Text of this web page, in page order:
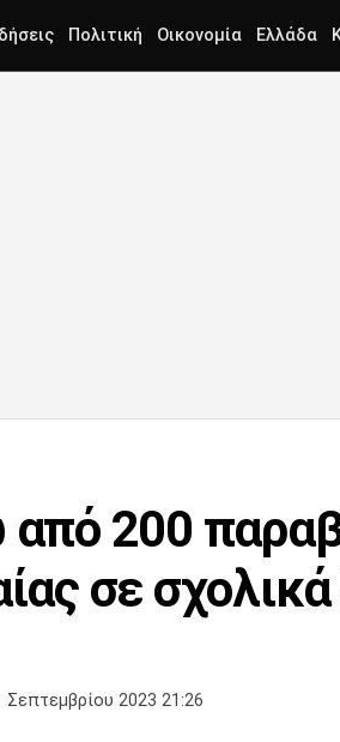
Πολιτική Οικονομία Ελλάδα
200
σε
Σεπτεμβρίου 2023 21:26